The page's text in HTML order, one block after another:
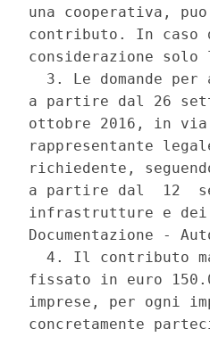
una cooperativa,
contributo. In caso
considerazione solo
3. Le domande per
a partire dal 26
ottobre 2016, in
rappresentante
richiedente,
a partire dal  12
infrastrutture e
Documentazione -
4. Il contributo
fissato in euro
imprese, per ogni
concretamente